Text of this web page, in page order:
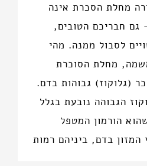
מחלת הסכרת אינה
גם חבריכם הטובים,
לסבול ממנה. מהי
מחלת הסוכרת
(גלוקוז) גבוהות בדם.
הגבוהה נובעת בגלל
הורמון המטפל
המזון בדם, ביניהם רמות